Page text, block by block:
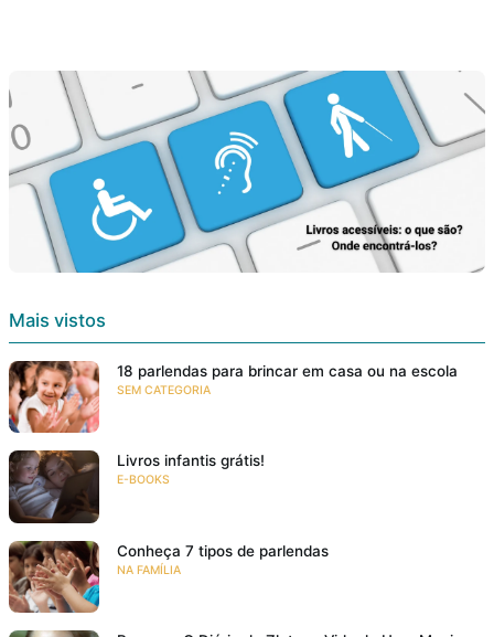
Mais vistos
18 parlendas para brincar em casa ou na escola
SEM CATEGORIA
Livros infantis grátis!
E-BOOKS
Conheça 7 tipos de parlendas
NA FAMÍLIA